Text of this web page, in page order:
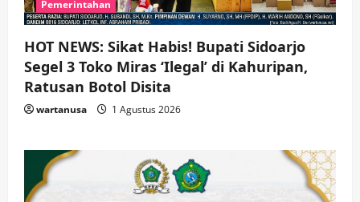
Pemerintahan
HOT NEWS: Sikat Habis! Bupati Sidoarjo
Segel 3 Toko Miras ‘Ilegal’ di Kahuripan,
Ratusan Botol Disita
wartanusa 1 Agustus 2026